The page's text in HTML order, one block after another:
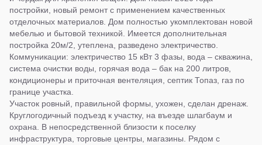
постройки, новый ремонт с применением качественных
отделочных материалов. Дом полностью укомплектован новой
мебелью и бытовой техникой. Имеется дополнительная
постройка 20м/2, утеплена, разведено электричество.
Коммуникации: электричество 15 кВт 3 фазы, вода – скважина,
система очистки воды, горячая вода – бак на 200 литров,
кондиционеры и приточная вентеляция, септик Топаз, газ по
границе участка.
Участок ровный, правильной формы, ухожен, сделан дренаж.
Круглогодичный подъезд к участку, на въезде шлагбаум и
охрана. В непосредственной близости к поселку
инфраструктура, торговые центры, магазины. Рядом с